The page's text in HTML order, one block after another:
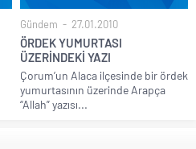
Gündem 27.01.2010
ÖRDEK YUMURTASI
ÜZERİNDEKİ YAZI
Çorum’un Alaca ilçesinde bir ördek
yumurtasının üzerinde Arapça
“Allah” yazısı...